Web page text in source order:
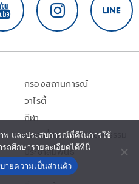
กรองสถานการณ์
วาไรตี้
กีฬา
ท่องเที่ยว – ศิลปวัฒนธรรม
ประชาสัมพันธ์
ภูมิภาค
พ และประสบการณ์ที่ดีในการใช้
ถศึกษารายละเอียดได้ที่นี่
ายความเป็นส่วนตัว